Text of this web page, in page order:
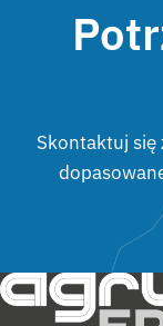
Skontaktuj się